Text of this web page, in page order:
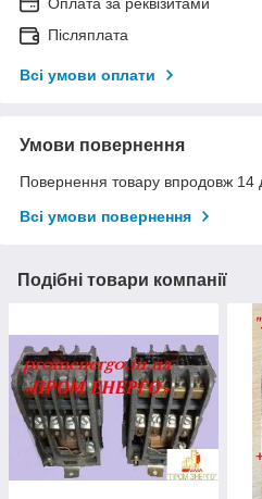
Післяплата
Всі умови оплати
Умови повернення
Повернення товару впродовж 14
Всі умови повернення
Подібні товари компанії